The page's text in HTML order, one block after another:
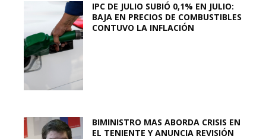
IPC DE JULIO SUBIÓ 0,1% EN JULIO:
BAJA EN PRECIOS DE COMBUSTIBLES
CONTUVO LA INFLACIÓN
BIMINISTRO MAS ABORDA CRISIS EN
EL TENIENTE Y ANUNCIA REVISIÓN